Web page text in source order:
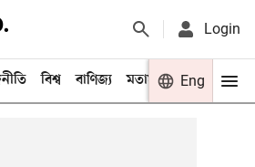
Login
বিশ্ব বাণিজ্য মতামত খেলা
Eng